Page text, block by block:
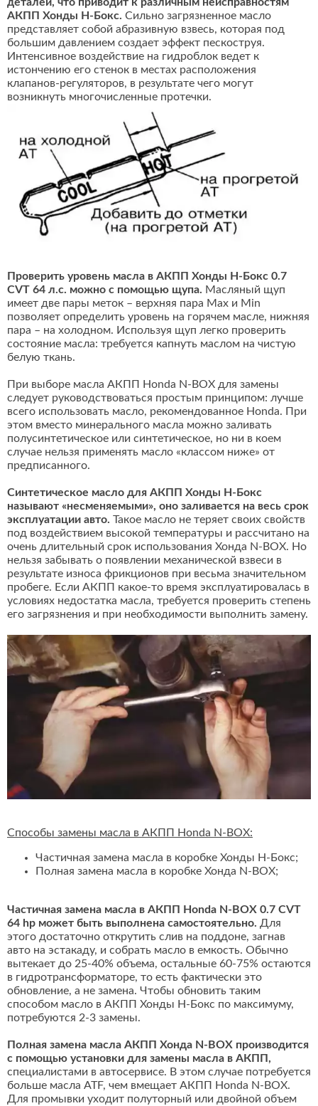
АКПП Хонды Н-Бокс. Сильно загрязненное масло
представляет собой абразивную взвесь, которая под
большим давлением создает эффект пескоструя.
Интенсивное воздействие на гидроблок ведет к
истончению его стенок в местах расположения
клапанов-регуляторов, в результате чего могут
возникнуть многочисленные протечки.
Проверить уровень масла в АКПП Хонды Н-Бокс 0.7
CVT 64 л.с. можно с помощью щупа. Масляный щуп
имеет две пары меток – верхняя пара Max и Min
позволяет определить уровень на горячем масле, нижняя
пара – на холодном. Используя щуп легко проверить
состояние масла: требуется капнуть маслом на чистую
белую ткань.
При выборе масла АКПП Honda N-BOX для замены
следует руководствоваться простым принципом: лучше
всего использовать масло, рекомендованное Honda. При
этом вместо минерального масла можно заливать
полусинтетическое или синтетическое, но ни в коем
случае нельзя применять масло «классом ниже» от
предписанного.
Синтетическое масло для АКПП Хонды Н-Бокс
называют «несменяемыми», оно заливается на весь срок
эксплуатации авто. Такое масло не теряет своих свойств
под воздействием высокой температуры и рассчитано на
очень длительный срок использования Хонда N-BOX. Но
нельзя забывать о появлении механической взвеси в
результате износа фрикционов при весьма значительном
пробеге. Если АКПП какое-то время эксплуатировалась в
условиях недостатка масла, требуется проверить степень
его загрязнения и при необходимости выполнить замену.
Способы замены масла в АКПП Honda N-BOX:
Частичная замена масла в коробке Хонды Н-Бокс;
Полная замена масла в коробке Хонда N-BOX;
Частичная замена масла в АКПП Honda N-BOX 0.7 CVT
64 hp может быть выполнена самостоятельно. Для
этого достаточно открутить слив на поддоне, загнав
авто на эстакаду, и собрать масло в емкость. Обычно
вытекает до 25-40% объема, остальные 60-75% остаются
в гидротрансформаторе, то есть фактически это
обновление, а не замена. Чтобы обновить таким
способом масло в АКПП Хонды Н-Бокс по максимуму,
потребуются 2-3 замены.
Полная замена масла АКПП Хонда N-BOX производится
с помощью установки для замены масла в АКПП,
специалистами в автосервисе. В этом случае потребуется
больше масла ATF, чем вмещает АКПП Honda N-BOX.
Для промывки уходит полуторный или двойной объем